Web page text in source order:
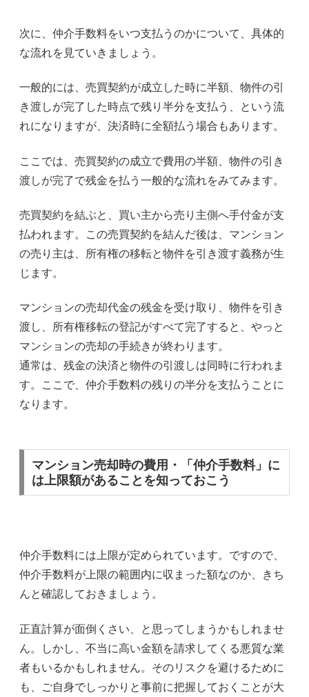
次に、仲介手数料をいつ支払うのかについて、具体的
な流れを見ていきましょう。
一般的には、売買契約が成立した時に半額、物件の引
き渡しが完了した時点で残り半分を支払う、という流
れになりますが、決済時に全額払う場合もあります。
ここでは、売買契約の成立で費用の半額、物件の引き
渡しが完了で残金を払う一般的な流れをみてみます。
売買契約を結ぶと、買い主から売り主側へ手付金が支
払われます。この売買契約を結んだ後は、マンション
の売り主は、所有権の移転と物件を引き渡す義務が生
じます。
マンションの売却代金の残金を受け取り、物件を引き
渡し、所有権移転の登記がすべて完了すると、やっと
マンションの売却の手続きが終わります。
通常は、残金の決済と物件の引渡しは同時に行われま
す。ここで、仲介手数料の残りの半分を支払うことに
なります。
マンション売却時の費用・「仲介手数料」に
は上限額があることを知っておこう
仲介手数料には上限が定められています。ですので、
仲介手数料が上限の範囲内に収まった額なのか、きち
んと確認しておきましょう。
正直計算が面倒くさい、と思ってしまうかもしれませ
ん。しかし、不当に高い金額を請求してくる悪質な業
者もいるかもしれません。そのリスクを避けるために
も、ご自身でしっかりと事前に把握しておくことが大